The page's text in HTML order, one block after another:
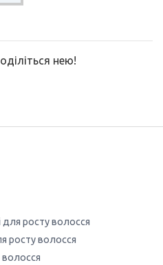
нею!
для росту волосся
росту волосся